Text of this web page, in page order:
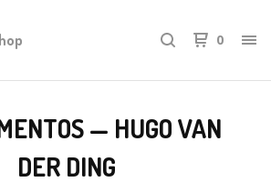
0
— HUGO VAN
DER DING